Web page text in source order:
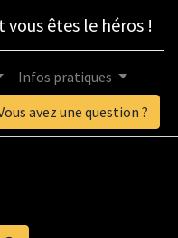
vous êtes le héros !
avez une question ?
Infos pratiques